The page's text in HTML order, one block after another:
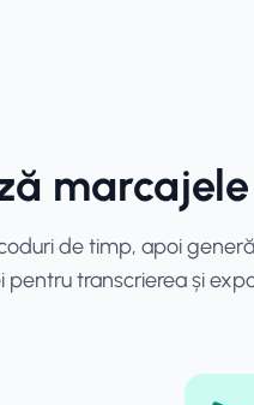
de timp, apoi
transcrierea și